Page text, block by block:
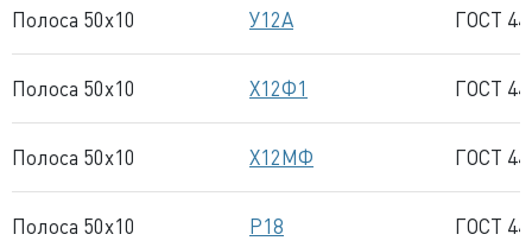
Полоса 50x10 У12А ГОСТ
Полоса 50x10 Х12Ф1 ГОСТ
Полоса 50x10 Х12МФ ГОСТ
Полоса 50x10 Р18 ГОСТ